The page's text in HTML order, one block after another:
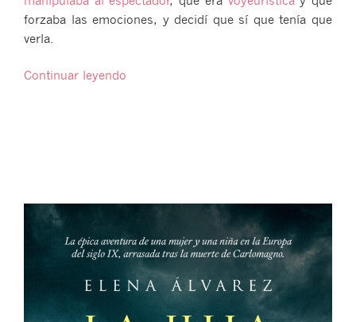
forzaba las emociones, y decidí que sí que tenía que
verla.
Continuar leyendo